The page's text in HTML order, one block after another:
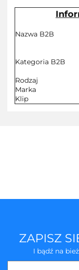
Nazwa B2B
Kategoria B2B
Rodzaj
Marka
Klip
ZAPISZ
I bądź na